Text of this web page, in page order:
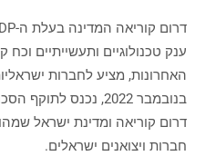
ענק טכנולוגיים ותעשייתיים וכח
האחרונות, מציע לחברות
בנובמבר 2022, נכנס
דרום קוריאה ומדינת ישראל
חברות ויצואנים ישראלים.